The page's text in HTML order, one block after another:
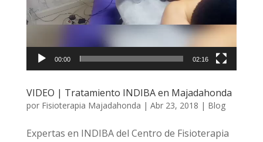
00:00 02:16
VIDEO | Tratamiento INDIBA en Majadahonda
por Fisioterapia Majadahonda | Abr 23, 2018 | Blog
Expertas en INDIBA del Centro de Fisioterapia